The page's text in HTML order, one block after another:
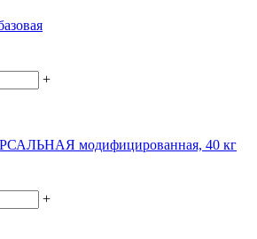
+
модифицированная, 40 кг
+